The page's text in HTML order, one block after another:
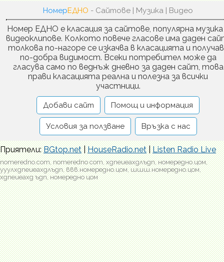
НомерЕДНО - Сайтове | Музика | Видео
Номер ЕДНО е класация за сайтове, популярна музика
видеоклипове. Колкото повече гласове има даден
толкова по-нагоре се изкачва в класацията и
по-добра видимост. Всеки потребител може да
гласува само по веднъж дневно за даден сайт, това
прави класацията реална и полезна за всички
участници.
Добави сайт Помощ и информация
Условия за ползване Връзка с нас
Приятели:BGtop.net|HouseRadio.net|Listen Radio Live
nomeredno.com, nomeredno com, хдпеиеахдлъдп, номередно.цом,
ууулхдпеиеахдлъдп, ввв.номередно.цом, шшш.номередно.цом,
хдпеиеахд ъдп, номередно цом